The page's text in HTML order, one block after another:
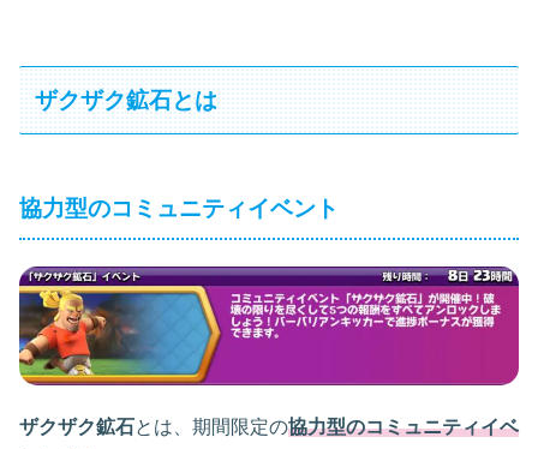
ザクザク鉱石とは
協力型のコミュニティイベント
ザクザク鉱石とは、期間限定の協力型のコミュニティイベ